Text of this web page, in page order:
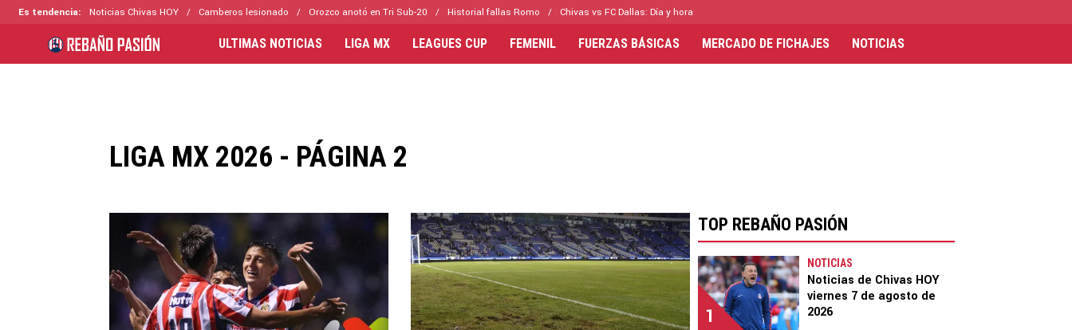
Es tendencia: Noticias Chivas HOY Camberos lesionado Orozco anotó en Tri Sub-20 Historial fallas Romo Chivas vs FC Dallas: Día y hora
ULTIMAS NOTICIAS LIGA MX LEAGUES CUP FEMENIL FUERZAS BÁSICAS MERCADO DE FICHAJES NOTICIAS
LIGA MX 2026 - PÁGINA 2
TOP REBAÑO PASIÓN
1
NOTICIAS
Noticias de Chivas HOY
viernes 7 de agosto de
2026